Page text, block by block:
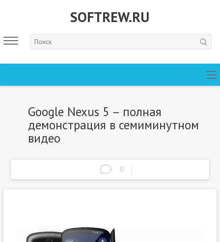
SOFTREW.RU
Google Nexus 5 – полная
демонстрация в семиминутном
видео
0